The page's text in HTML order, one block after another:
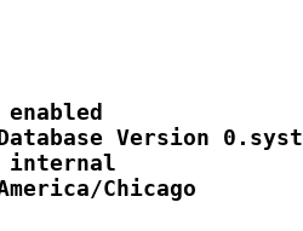
Version
internal
Chicago